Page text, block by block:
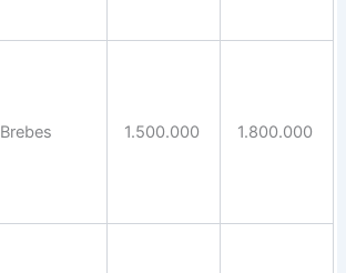
Brebes 1.500.000 1.800.000